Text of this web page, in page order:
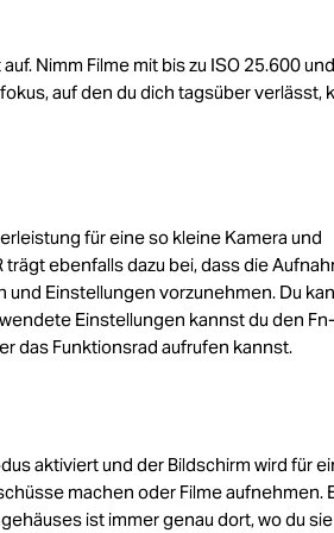
Nimm Filme mit bis zu ISO 25.600 und
auf den du dich tagsüber verlässt,
für eine so kleine Kamera und
ebenfalls dazu bei, dass die
Einstellungen vorzunehmen. Du
Einstellungen kannst du den Fn-
das Funktionsrad aufrufen kannst.
aktiviert und der Bildschirm wird für
machen oder Filme aufnehmen.
ist immer genau dort, wo du sie